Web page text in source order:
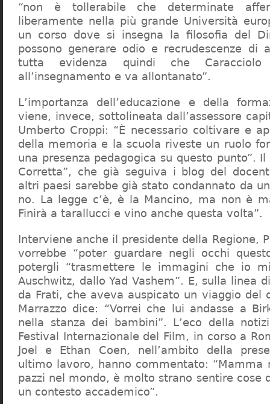
“non è tollerabile che determinate
liberamente nella più grande Università
un corso dove si insegna la filosofia del
possono generare odio e recrudescenze di
tutta evidenza quindi che
all’insegnamento e va allontanato”.
L’importanza dell’educazione e della
viene, invece, sottolineata dall’assessore
Umberto Croppi: “È necessario coltivare e
della memoria e la scuola riveste un ruolo
una presenza pedagogica su questo punto”.
Corretta”, che già seguiva i blog del
altri paesi sarebbe già stato condannato da
no. La legge c’è, è la Mancino, ma non è
Finirà a tarallucci e vino anche questa volta”.
Interviene anche il presidente della Regione,
vorrebbe “poter guardare negli occhi
potergli “trasmettere le immagini che io
Auschwitz, dallo Yad Vashem”. E, sulla linea
da Frati, che aveva auspicato un viaggio del
Marrazzo dice: “Vorrei che lui andasse a
nella stanza dei bambini”. L’eco della
Festival Internazionale del Film, in corso a
Joel e Ethan Coen, nell’ambito della
ultimo lavoro, hanno commentato: “Mamma
pazzi nel mondo, è molto strano sentire cose
un contesto accademico”.